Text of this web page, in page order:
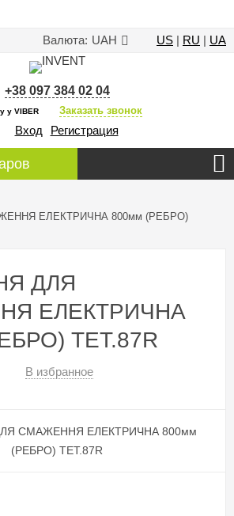
Валюта: UAH US | RU | UA
+38 097 384 02 04
у VIBER Заказать звонок
Вход Регистрация
ЕЛЕКТРИЧНА 800мм (РЕБРО)
ДЛЯ
ЕЛЕКТРИЧНА
TET.87R
В избранное